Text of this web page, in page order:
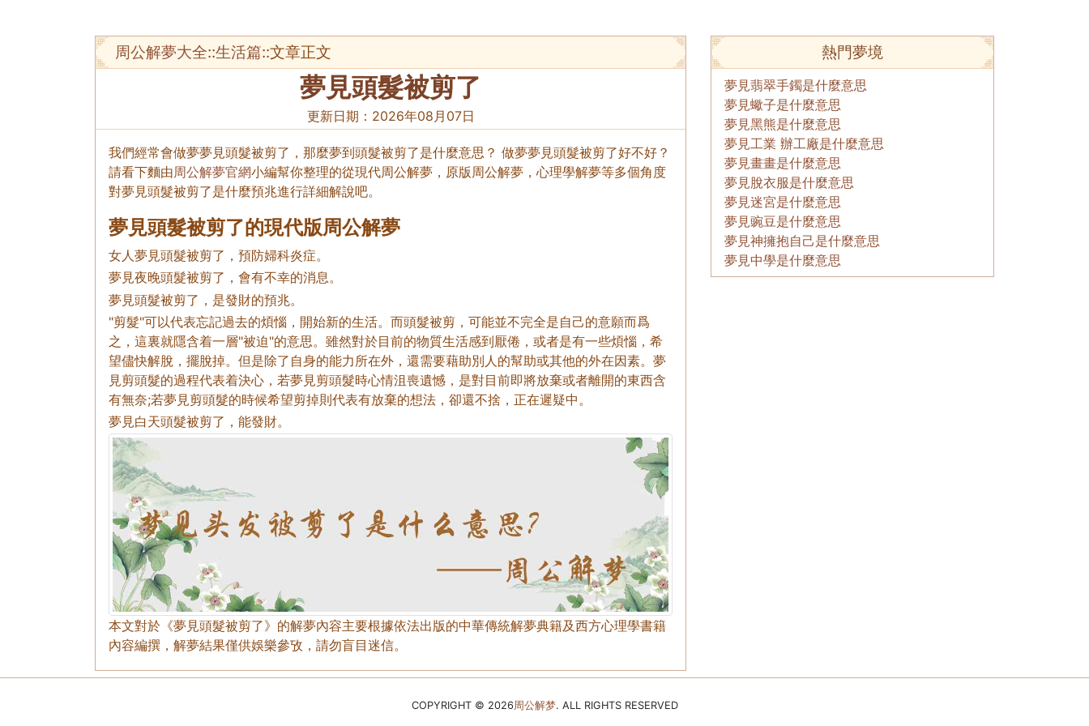
周公解夢大全::生活篇::文章正文
夢見頭髮被剪了
更新日期： 2026年08月07日
我們經常會做夢夢見頭髮被剪了，那麼夢到頭髮被剪了是什麼意思？ 做夢夢見頭髮被剪了好不好？
請看下麵由周公解夢官網小編幫你整理的從現代周公解夢，原版周公解夢，心理學解夢等多個角度
對夢見頭髮被剪了是什麼預兆進行詳細解說吧。
夢見頭髮被剪了的現代版周公解夢
女人夢見頭髮被剪了，預防婦科炎症。
夢見夜晚頭髮被剪了，會有不幸的消息。
夢見頭髮被剪了，是發財的預兆。
"剪髮"可以代表忘記過去的煩惱，開始新的生活。而頭髮被剪，可能並不完全是自己的意願而爲
之，這裏就隱含着一層"被迫"的意思。雖然對於目前的物質生活感到厭倦，或者是有一些煩惱，希
望儘快解脫，擺脫掉。但是除了自身的能力所在外，還需要藉助別人的幫助或其他的外在因素。夢
見剪頭髮的過程代表着決心，若夢見剪頭髮時心情沮喪遺憾，是對目前即將放棄或者離開的東西含
有無奈;若夢見剪頭髮的時候希望剪掉則代表有放棄的想法，卻還不捨，正在遲疑中。
夢見白天頭髮被剪了，能發財。
本文對於《夢見頭髮被剪了》的解夢內容主要根據依法出版的中華傳統解夢典籍及西方心理學書籍
內容編撰，解夢結果僅供娛樂參攷，請勿盲目迷信。
熱門夢境
夢見翡翠手鐲是什麼意思
夢見蠍子是什麼意思
夢見黑熊是什麼意思
夢見工業 辦工廠是什麼意思
夢見畫畫是什麼意思
夢見脫衣服是什麼意思
夢見迷宮是什麼意思
夢見豌豆是什麼意思
夢見神擁抱自己是什麼意思
夢見中學是什麼意思
COPYRIGHT © 2026 周公解梦. ALL RIGHTS RESERVED